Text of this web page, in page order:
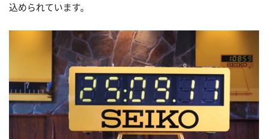
込められています。